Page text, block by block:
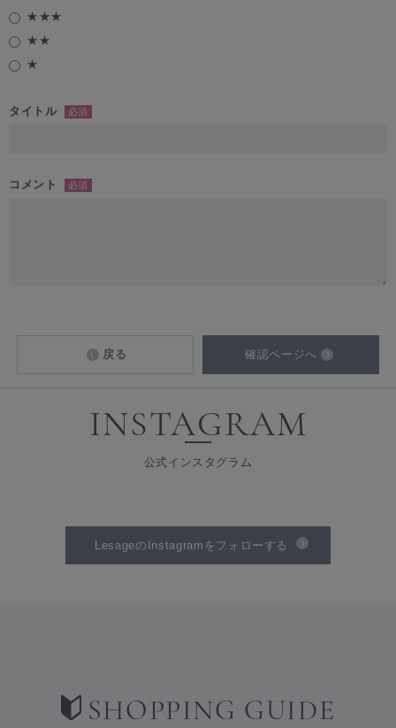
★★★
★★
★
タイトル 必須
コメント 必須
戻る 確認ページへ
INSTAGRAM
公式インスタグラム
LesageのInstagramをフォローする
SHOPPING GUIDE